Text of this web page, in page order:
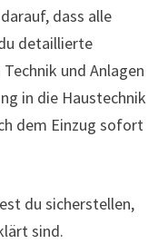
dass alle
detaillierte
und Anlagen
in die Haustechnik
dem Einzug sofort
du sicherstellen,
sind.